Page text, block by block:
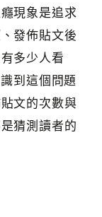
現象是追求
發佈貼文後
多少人看
到這個問題
文的次數與
猜測讀者的